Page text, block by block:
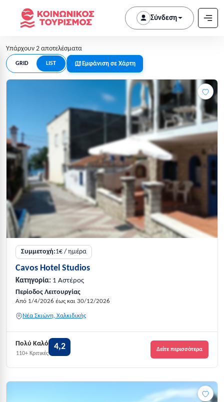
Σύνδεση
Υπάρχουν 2 αποτελέσματα
GRID LIST Εμφάνιση σε Χάρτη
Συμμετοχή:1€ / ημέρα
Cavos Hotel Studios
Κατηγορία: 1 Αστέρος
Περίοδος Λειτουργίας
Από 1/4/2026 έως και 30/12/2026
Νέα Σκιώνη, Χαλκιδικής
Πολύ Καλό
110+ Κριτικές
4,2 Δείτε περισσότερα